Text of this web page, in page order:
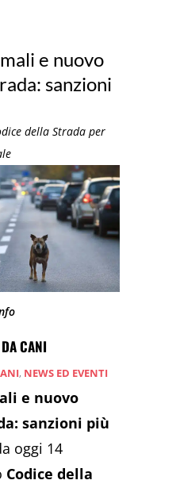
e nuovo
sanzioni
della Strada per
CANI
, NEWS ED EVENTI
e nuovo
sanzioni più
oggi 14
Codice della